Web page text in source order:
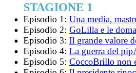
STAGIONE 1
Episodio 1: Una media,
Episodio 2: GoLilla e le
Episodio 3: Il grande valore
Episodio 4: La guerra del
Episodio 5: CoccoBrillo non